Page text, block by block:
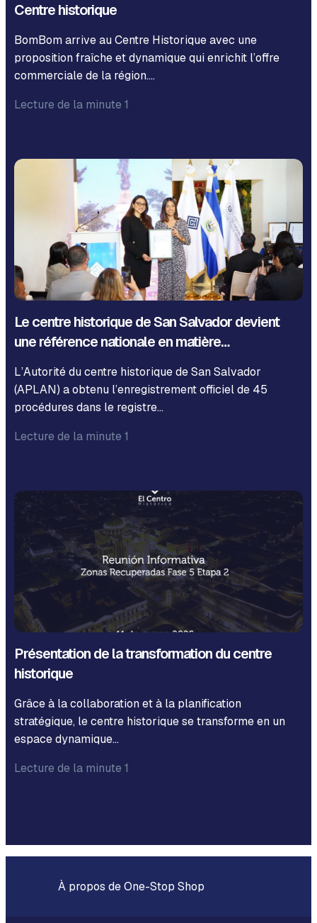
Centre historique
BomBom arrive au Centre Historique avec une
proposition fraîche et dynamique qui enrichit l’offre
commerciale de la région….
Lecture de la minute 1
Le centre historique de San Salvador devient
une référence nationale en matière…
L’Autorité du centre historique de San Salvador
(APLAN) a obtenu l’enregistrement officiel de 45
procédures dans le registre…
Lecture de la minute 1
Présentation de la transformation du centre
historique
Grâce à la collaboration et à la planification
stratégique, le centre historique se transforme en un
espace dynamique…
Lecture de la minute 1
À propos de One-Stop Shop